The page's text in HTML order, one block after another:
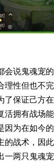
说鬼魂宠的
理性但也不
了保证己方
活拥有战场
因为在如今
的战术，因
两只鬼魂宠